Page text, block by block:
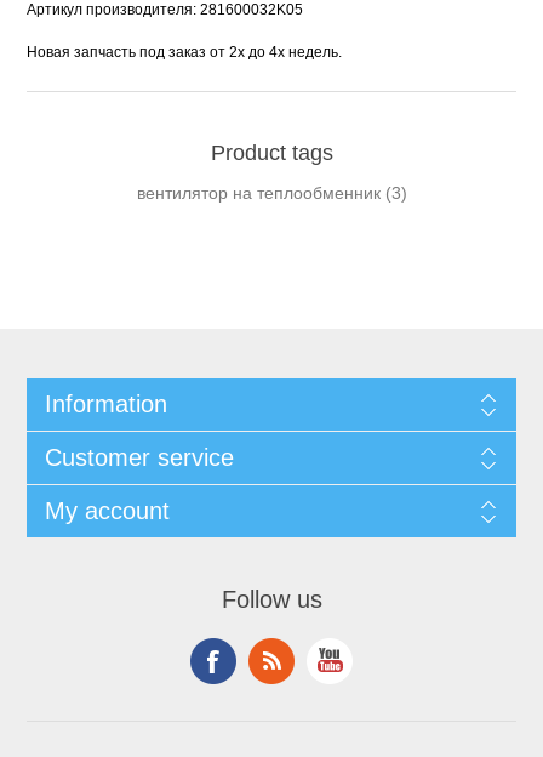
Артикул производителя: 281600032K05
Новая запчасть под заказ от 2х до 4х недель.
Product tags
вентилятор на теплообменник (3)
Information
Customer service
My account
Follow us